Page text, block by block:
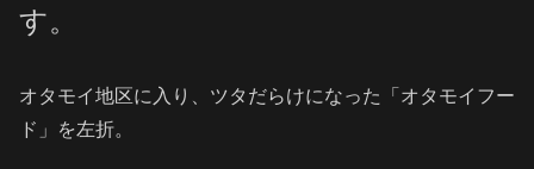
す。
オタモイ地区に入り、ツタだらけになった「オタモイフー
ド」を左折。